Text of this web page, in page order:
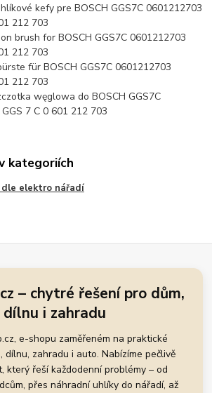
kefy pre BOSCH GGS7C 0601212703
212 703
brush for BOSCH GGS7C 0601212703
212 703
für BOSCH GGS7C 0601212703
212 703
węglowa do BOSCH GGS7C
7 C 0 601 212 703
kategoriích
elektro nářadí
– chytré řešení pro dům,
dílnu i zahradu
e-shopu zaměřeném na praktické
dílnu, zahradu i auto. Nabízíme pečlivě
který řeší každodenní problémy – od
přes náhradní uhlíky do nářadí, až